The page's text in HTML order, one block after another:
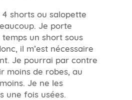
shorts ou salopette
Je porte
un short sous
il m’est nécessaire
Je pourrai par contre
moins de robes, au
Je ne les
une fois usées.